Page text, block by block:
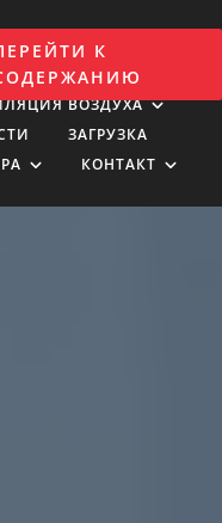
К
ИЗОЛЯЦИИ
ВОЗДУХА
ЗАГРУЗКА
КОНТАКТ